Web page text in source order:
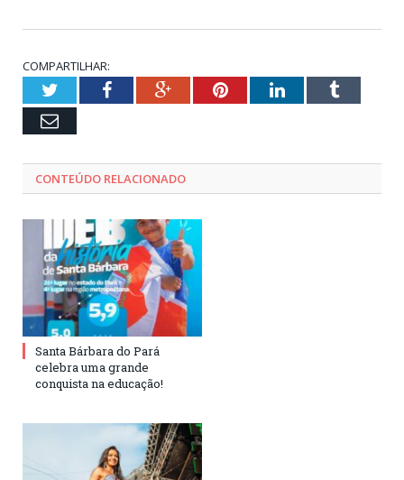
COMPARTILHAR:
TwitterFacebookGoogle+PinterestLinkedInTumblr
Email
CONTEÚDO RELACIONADO
Santa Bárbara do Pará
celebra uma grande
conquista na educação!